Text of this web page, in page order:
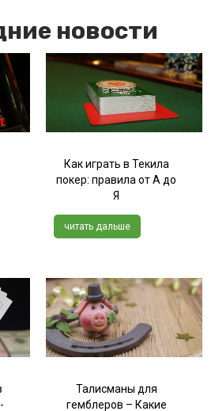
новости
Как играть в Текила
покер: правила от А до
Я
читать дальше
Талисманы для
гемблеров – Какие